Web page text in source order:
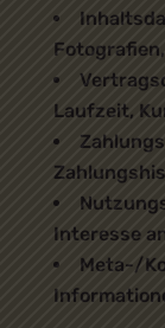
Laufzeit,
Interesse
Meta-/